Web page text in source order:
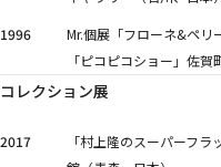
1996
Mr.個展「フローネ&ペリ
「ピコピコショー」佐賀
コレクション展
2017
「村上隆のスーパーフ